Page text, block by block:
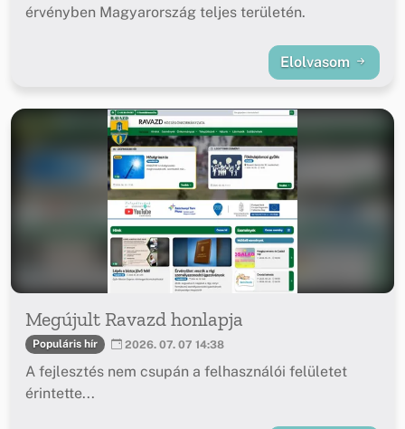
érvényben Magyarország teljes területén.
Elolvasom
Megújult Ravazd honlapja
Populáris hír 2026. 07. 07 14:38
A fejlesztés nem csupán a felhasználói felületet
érintette...